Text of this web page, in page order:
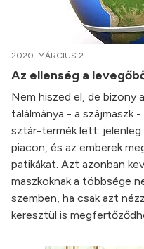
2020. MÁRCIUS 2.
Az ellenség a
Nem hiszed el, de bizony
találmánya - a szájmaszk
sztár-termék lett: jelenleg
piacon, és az emberek
patikákat. Azt azonban
maszkoknak a többsége
szemben, ha csak azt
keresztül is